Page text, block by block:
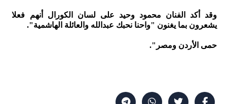
وقد أكد الفنان محمود وحيد على لسان الكورال أنهم فعلا
يشعرون بما يغنون "واحنا نحبك عبدالله والعائلة الهاشمية".
حمى الأردن ومصر".